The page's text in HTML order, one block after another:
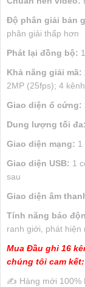
Độ phân giải bản
phân giải thấp hơn
Phát lại đồng bộ:
Khả năng giải mã:
2MP (25fps); 4
Giao diện ổ cứng:
Dung lượng tối đa:
Giao diện mạng: 1
Giao diện USB: 1
sau
Giao diện âm
Tính năng báo
ranh giới, phát
Mua Đầu ghi 16
chúng tôi cam kết:
✍️ Hàng mới 100%